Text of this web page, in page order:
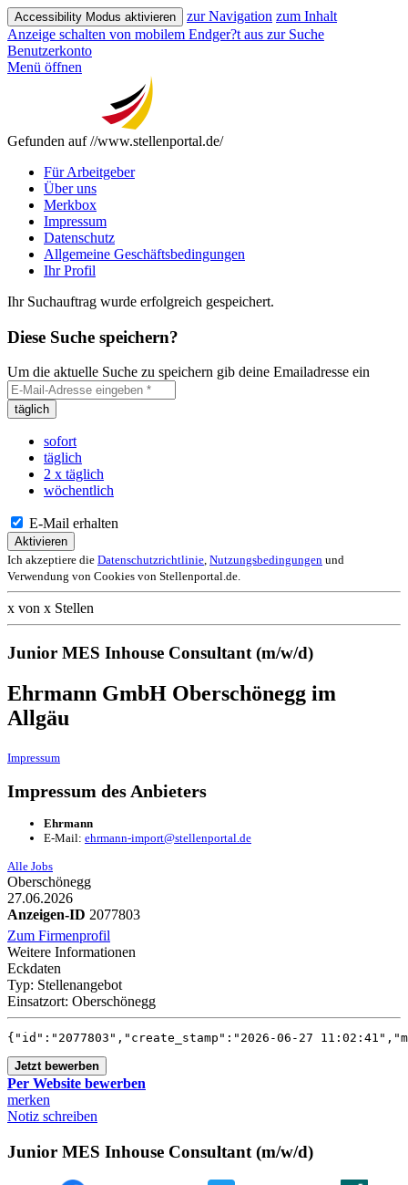
Accessibility Modus aktivieren zur Navigation zum Inhalt
Anzeige schalten von mobilem Endger?t aus zur Suche
Benutzerkonto
Menü öffnen
Gefunden auf //www.stellenportal.de/
Für Arbeitgeber
Über uns
Merkbox
Impressum
Datenschutz
Allgemeine Geschäftsbedingungen
Ihr Profil
Ihr Suchauftrag wurde erfolgreich gespeichert.
Diese Suche speichern?
Um die aktuelle Suche zu speichern gib deine Emailadresse ein
täglich
sofort
täglich
2 x täglich
wöchentlich
E-Mail erhalten
Aktivieren
Ich akzeptiere die Datenschutzrichtlinie, Nutzungsbedingungen und
Verwendung von Cookies von Stellenportal.de.
x von x Stellen
Junior MES Inhouse Consultant (m/w/d)
Ehrmann GmbH Oberschönegg im
Allgäu
Impressum
Impressum des Anbieters
Ehrmann
E-Mail: ehrmann-import@stellenportal.de
Alle Jobs
Oberschönegg
27.06.2026
Anzeigen-ID 2077803
Zum Firmenprofil
Weitere Informationen
Eckdaten
Typ: Stellenangebot
Einsatzort: Oberschönegg
Jetzt bewerben
Per Website bewerben
merken
Notiz schreiben
Junior MES Inhouse Consultant (m/w/d)